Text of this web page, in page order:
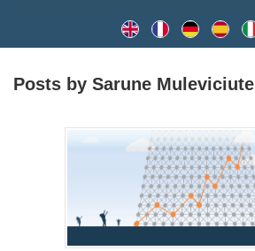
Posts by Sarune Muleviciute